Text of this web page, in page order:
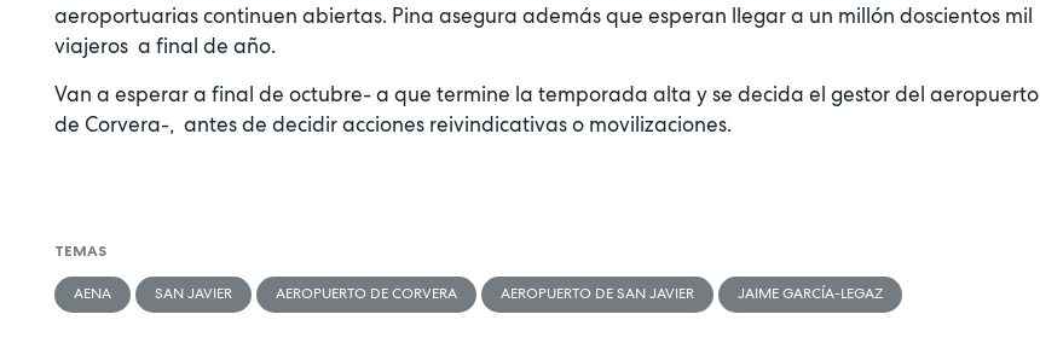
aeroportuarias continuen abiertas. Pina asegura además que esperan llegar a un millón doscientos mil
viajeros a final de año.
Van a esperar a final de octubre- a que termine la temporada alta y se decida el gestor del aeropuerto
de Corvera-, antes de decidir acciones reivindicativas o movilizaciones.
TEMAS
AENA SAN JAVIER AEROPUERTO DE CORVERA AEROPUERTO DE SAN JAVIER JAIME GARCÍA-LEGAZ